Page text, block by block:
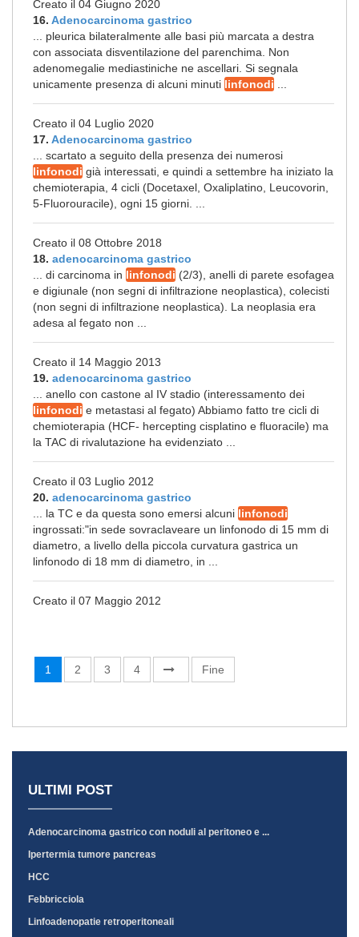
Creato il 04 Giugno 2020
16. Adenocarcinoma gastrico
... pleurica bilateralmente alle basi più marcata a destra
con associata disventilazione del parenchima. Non
adenomegalie mediastiniche ne ascellari. Si segnala
unicamente presenza di alcuni minuti linfonodi
Creato il 04 Luglio 2020
17. Adenocarcinoma gastrico
... scartato a seguito della presenza dei numerosi
linfonodi già interessati, e quindi a settembre ha iniziato la
chemioterapia, 4 cicli (Docetaxel, Oxaliplatino, Leucovorin,
5-Fluorouracile), ogni 15 giorni. ...
Creato il 08 Ottobre 2018
18. adenocarcinoma gastrico
... di carcinoma in linfonodi (2/3), anelli di parete esofagea
e digiunale (non segni di infiltrazione neoplastica), colecisti
(non segni di infiltrazione neoplastica). La neoplasia era
adesa al fegato non ...
Creato il 14 Maggio 2013
19. adenocarcinoma gastrico
... anello con castone al IV stadio (interessamento dei
linfonodi e metastasi al fegato) Abbiamo fatto tre cicli di
chemioterapia (HCF- hercepting cisplatino e fluoracile) ma
la TAC di rivalutazione ha evidenziato ...
Creato il 03 Luglio 2012
20. adenocarcinoma gastrico
... la TC e da questa sono emersi alcuni linfonodi
ingrossati:"in sede sovraclaveare un linfonodo di 15 mm di
diametro, a livello della piccola curvatura gastrica un
linfonodo di 18 mm di diametro, in ...
Creato il 07 Maggio 2012
1 2 3 4 Fine
ULTIMI POST
Adenocarcinoma gastrico con noduli al peritoneo e ...
Ipertermia tumore pancreas
HCC
Febbricciola
Linfoadenopatie retroperitoneali